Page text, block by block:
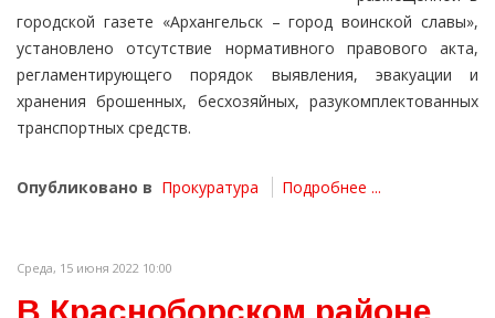
городской газете «Архангельск – город воинской славы»,
установлено отсутствие нормативного правового акта,
регламентирующего порядок выявления, эвакуации и
хранения брошенных, бесхозяйных, разукомплектованных
транспортных средств.
Опубликовано в Прокуратура Подробнее ...
Среда, 15 июня 2022 10:00